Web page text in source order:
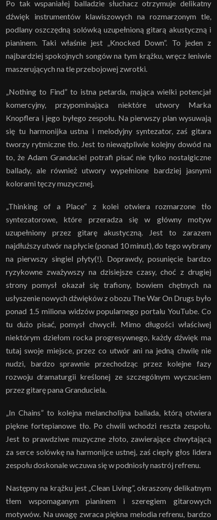
Po tak wspaniałej balladzie słuchacz otrzymuje delikatny
dźwięk instrumentów klawiszowych na rozmarzonym tle,
podlany oszczędną solówką uzupełnioną gitarą akustyczną i
pianinem. Taki właśnie jest „Knocked Down”. To jeden z
najbardziej spokojnych songów na tym krążku, wręcz leniwie
maszerujących na tle przebojowej zwrotki.
„Nothing to Find” to istna petarda, mająca wielki potencjał
komercyjny, przypominająca niektóre utwory Marka
Knopflera i jego byłego zespołu. Na pierwszy plan wysuwają
się tu harmonijka ustna i melodyjny syntezator, zaś gitara
tworzy rytmiczne tło. Jest to niewątpliwie kolejny dowód na
to, że Adam Granduciel potrafi pisać nie tylko nostalgiczne
ballady, ale również utwory wypełnione bardziej jasnymi
kolorami tęczy muzycznej.
„Thinking of a Place” z kolei otwiera rozmarzone tło
syntezatorowe, które przeradza się w główny motyw
uzupełniony przez gitarę akustyczną. Jest to zarazem
najdłuższy utwór na płycie (ponad 10 minut), do tego wybrany
na pierwszy singiel płyty(!). Doprawdy, posunięcie bardzo
ryzykowne zważywszy na dzisiejsze czasy, choć z drugiej
strony pomysł okazał się trafiony, bowiem chętnych na
usłyszenie nowych dźwięków z obozu The War On Drugs było
ponad 1.5 miliona widzów popularnego portalu YouTube. Co
tu dużo pisać, pomysł chwycił. Mimo długości właściwej
niektórym dziełom rocka progresywnego, każdy dźwięk ma
tutaj swoje miejsce, przez co utwór ani na jedną chwilę nie
nudzi, bardzo sprawnie przechodząc przez kolejne fazy
rozwoju dramaturgii kreślonej ze szczególnym wyczuciem
przez gitarę pana Granduciela.
„In Chains” to kolejna melancholijna ballada, którą otwiera
piękne fortepianowe tło. Po chwili wchodzi reszta zespołu.
Jest to prawdziwe muzyczne złoto, zawierające chwytającą
za serce solówkę na harmonijce ustnej, zaś ciepły głos lidera
zespołu doskonale wczuwa się w podniosły nastrój refrenu.
Następny na krążku jest „Clean Living”, okraszony delikatnym
tłem wspomaganym pianinem i szeregiem gitarowych
motywów. Na uwagę zwraca piękna melodia refrenu, bardzo